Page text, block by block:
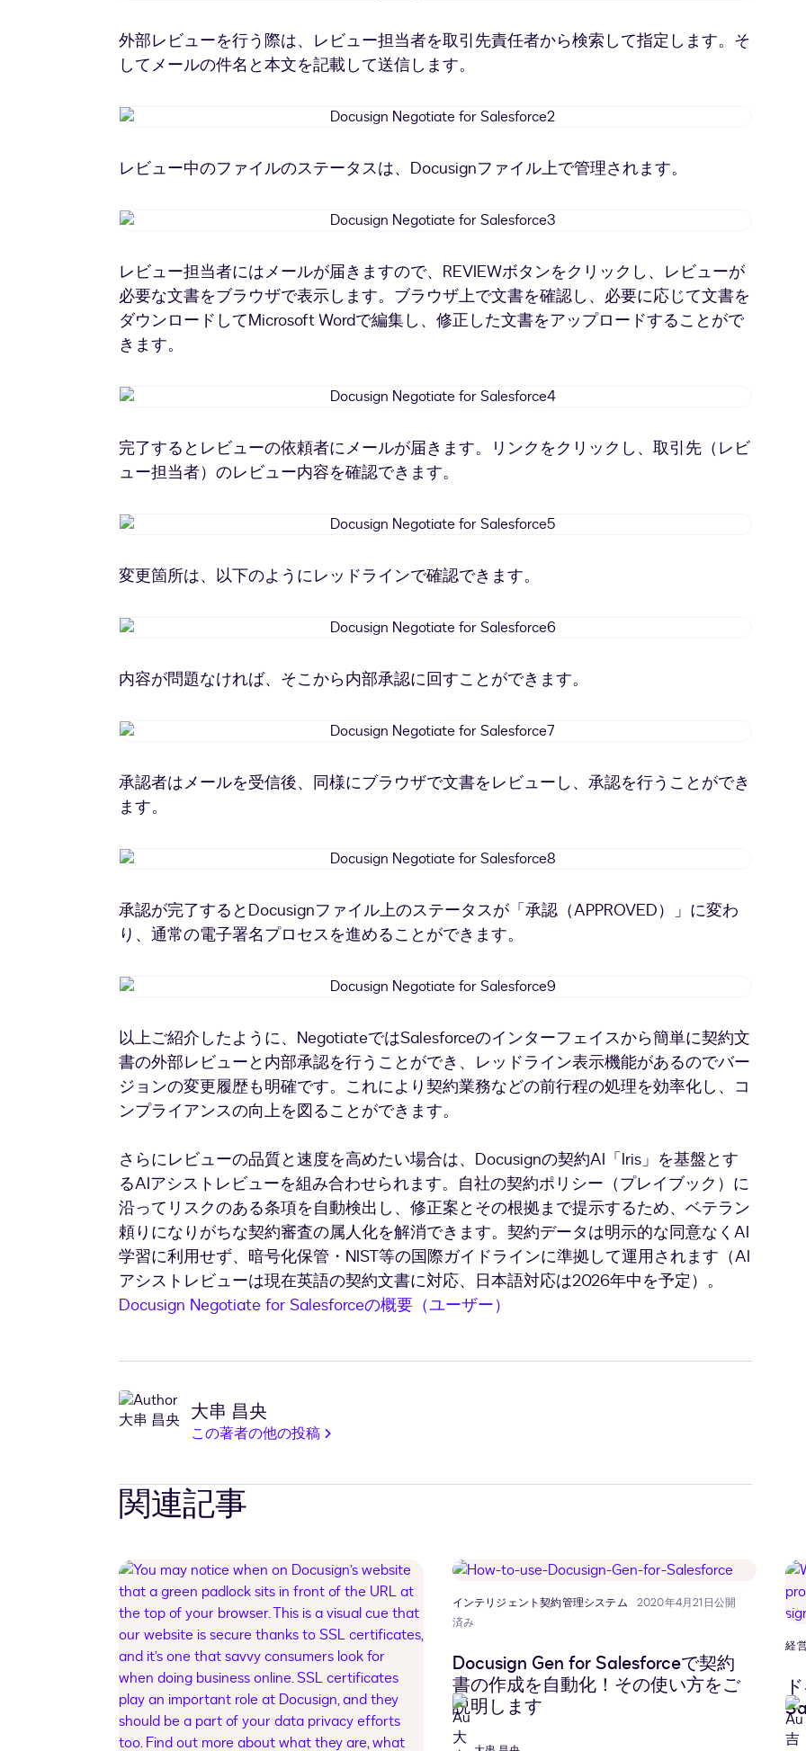
for
Salesforce1
外部レビューを行う際は、レビュー担当者を取引先責任者から検索して指定します。そ
してメールの件名と本文を記載して送信します。
Docusign
Salesforce2
レビュー中のファイルのステータスは、Docusignファイル上で管理されます。
Docusign
Salesforce3
レビュー担当者にはメールが届きますので、REVIEWボタンをクリックし、レビューが
必要な文書をブラウザで表示します。ブラウザ上で文書を確認し、必要に応じて文書を
ダウンロードしてMicrosoft Wordで編集し、修正した文書をアップロードすることがで
きます。
Docusign
Salesforce4
完了するとレビューの依頼者にメールが届きます。リンクをクリックし、取引先（レビ
ュー担当者）のレビュー内容を確認できます。
Docusign
for
Salesforce5
変更箇所は、以下のようにレッドラインで確認できます。
Docusign
Salesforce6
内容が問題なければ、そこから内部承認に回すことができます。
Docusign
for
Salesforce7
承認者はメールを受信後、同様にブラウザで文書をレビューし、承認を行うことができ
ます。
Docusign
Salesforce8
承認が完了するとDocusignファイル上のステータスが「承認（APPROVED）」に変わ
り、通常の電子署名プロセスを進めることができます。
Docusign
Salesforce9
以上ご紹介したように、NegotiateではSalesforceのインターフェイスから簡単に契約文
書の外部レビューと内部承認を行うことができ、レッドライン表示機能があるのでバー
ジョンの変更履歴も明確です。これにより契約業務などの前行程の処理を効率化し、コ
ンプライアンスの向上を図ることができます。
さらにレビューの品質と速度を高めたい場合は、Docusignの契約AI「Iris」を基盤とす
るAIアシストレビューを組み合わせられます。自社の契約ポリシー（プレイブック）に
沿ってリスクのある条項を自動検出し、修正案とその根拠まで提示するため、ベテラン
頼りになりがちな契約審査の属人化を解消できます。契約データは明示的な同意なくAI
学習に利用せず、暗号化保管・NIST等の国際ガイドラインに準拠して運用されます（AI
アシストレビューは現在英語の契約文書に対応、日本語対応は2026年中を予定）。
Docusign Negotiate for Salesforceの概要（ユーザー）
大串 昌央
この著者の他の投稿
関連記事
インテリジェント契約管理システム
2020年4月21日公開
済み
Docusign Gen for Salesforceで契約
書の作成を自動化！その使い方をご
説明します
経